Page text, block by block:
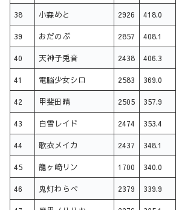
38 小森めと 2926 418.0
39 おだのぶ 2857 408.1
40 天神子兎音 2438 406.3
41 電脳少女シロ 2583 369.0
42 甲斐田晴 2505 357.9
43 白雪レイド 2474 353.4
44 歌衣メイカ 2437 348.1
45 龍ヶ崎リン 1700 340.0
46 鬼灯わらべ 2379 339.9